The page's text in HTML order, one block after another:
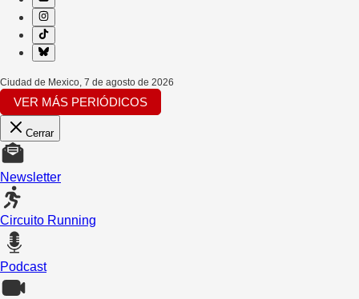
Ciudad de Mexico, 7 de agosto de 2026
VER MÁS PERIÓDICOS
Cerrar
Newsletter
Circuito Running
Podcast